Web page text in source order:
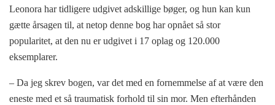
Leonora har tidligere udgivet adskillige bøger, og hun kan kun
gætte årsagen til, at netop denne bog har opnået så stor
popularitet, at den nu er udgivet i 17 oplag og 120.000
eksemplarer.
– Da jeg skrev bogen, var det med en fornemmelse af at være den
eneste med et så traumatisk forhold til sin mor. Men efterhånden